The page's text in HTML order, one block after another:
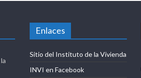
Enlaces
Sitio del Instituto de la Vivienda
INVI en Facebook